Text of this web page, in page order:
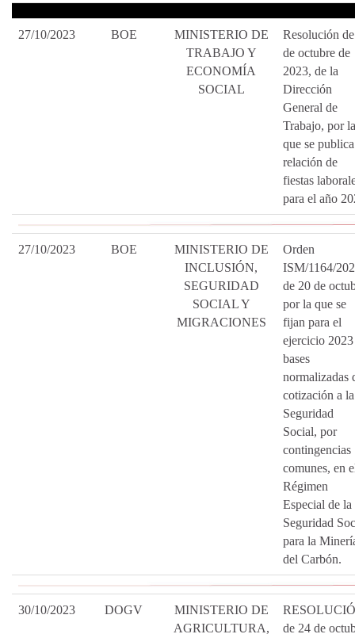
27/10/2023 BOE
MINISTERIO DE
TRABAJO Y
ECONOMÍA
SOCIAL
Resolución
de octubre de
2023, de la
Dirección
General de
Trabajo, por la
que se
relación de
fiestas
para el año
27/10/2023 BOE
MINISTERIO DE
INCLUSIÓN,
SEGURIDAD
SOCIAL Y
MIGRACIONES
Orden
ISM/1164/
de 20 de
por la que se
fijan para el
ejercicio 2023
bases
normalizadas
cotización a la
Seguridad
Social, por
contingencias
comunes, en
Régimen
Especial de la
Seguridad
para la
del Carbón.
30/10/2023 DOGV
MINISTERIO DE
AGRICULTURA,
de 24 de